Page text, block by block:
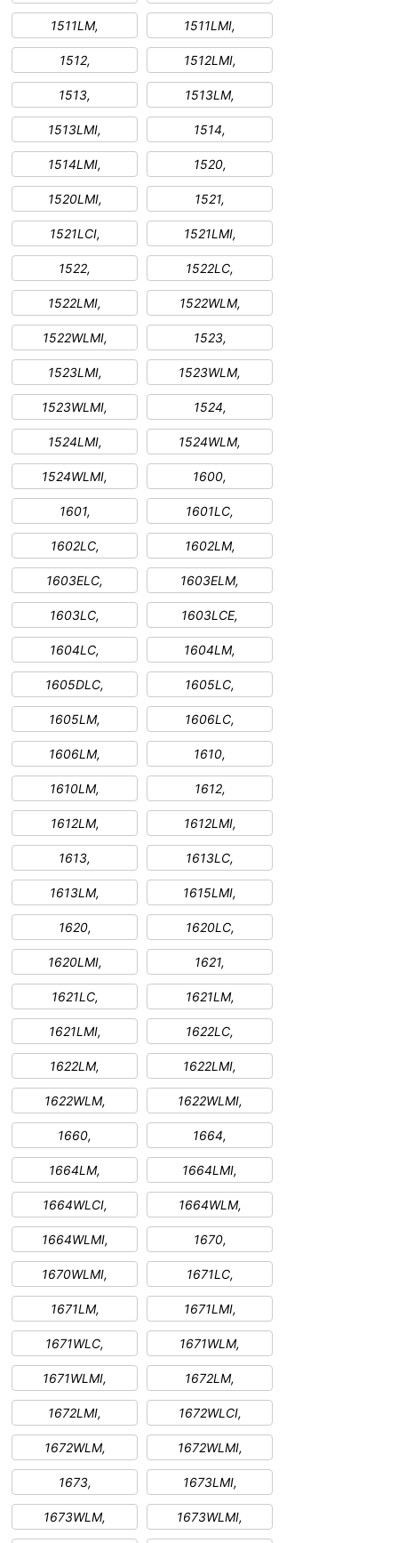
1511LM, 1511LMI,
1512, 1512LMI,
1513, 1513LM,
1513LMI, 1514,
1514LMI, 1520,
1520LMI, 1521,
1521LCI, 1521LMI,
1522, 1522LC,
1522LMI, 1522WLM,
1522WLMI, 1523,
1523LMI, 1523WLM,
1523WLMI, 1524,
1524LMI, 1524WLM,
1524WLMI, 1600,
1601, 1601LC,
1602LC, 1602LM,
1603ELC, 1603ELM,
1603LC, 1603LCE,
1604LC, 1604LM,
1605DLC, 1605LC,
1605LM, 1606LC,
1606LM, 1610,
1610LM, 1612,
1612LM, 1612LMI,
1613, 1613LC,
1613LM, 1615LMI,
1620, 1620LC,
1620LMI, 1621,
1621LC, 1621LM,
1621LMI, 1622LC,
1622LM, 1622LMI,
1622WLM, 1622WLMI,
1660, 1664,
1664LM, 1664LMI,
1664WLCI, 1664WLM,
1664WLMI, 1670,
1670WLMI, 1671LC,
1671LM, 1671LMI,
1671WLC, 1671WLM,
1671WLMI, 1672LM,
1672LMI, 1672WLCI,
1672WLM, 1672WLMI,
1673, 1673LMI,
1673WLM, 1673WLMI,